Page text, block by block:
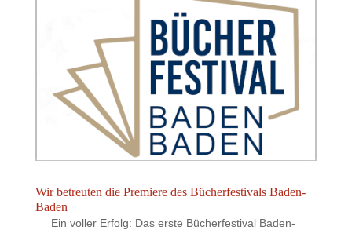
Wir betreuten die Premiere des Bücherfestivals Baden-
Baden
Ein voller Erfolg: Das erste Bücherfestival Baden-